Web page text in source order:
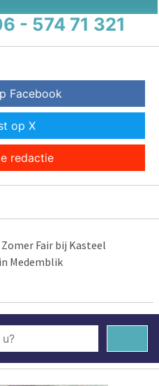
- 574 71 321
Facebook
op X
redactie
Fair bij Kasteel
Medemblik